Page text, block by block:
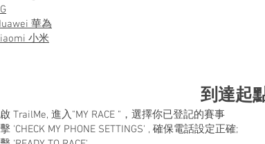
到達起
TrailMe, 進入"MY RACE "，選擇你已登記的賽事
'CHECK MY PHONE SETTINGS' , 確保電話設定正確;
華為
小米